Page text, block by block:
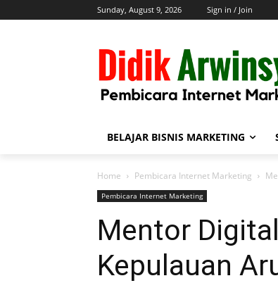
Sunday, August 9, 2026 Sign in / Join
BELAJAR BISNIS MARKETING
Home Pembicara Internet Marketing
Pembicara Internet Marketing
Mentor
Kepulauan